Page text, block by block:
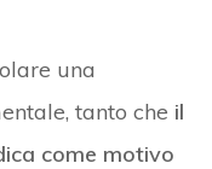
una
tanto che il
come motivo